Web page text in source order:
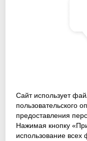
Сайт использует
пользовательского
предоставления
Нажимая кнопку
использование всех